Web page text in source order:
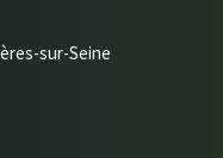
sur-Seine